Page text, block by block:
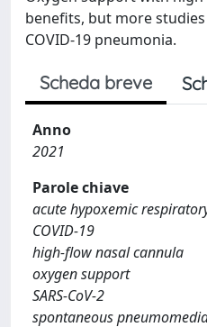
benefits, but more
COVID-19 pneumonia.
Scheda breve
Anno
2021
Parole chiave
acute hypoxemic
COVID-19
high-flow nasal cannula
oxygen support
SARS-CoV-2
spontaneous